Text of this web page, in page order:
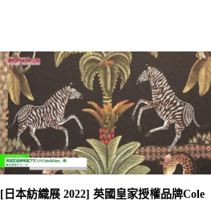
[日本紡織展 2022] 英國皇家授權品牌Cole